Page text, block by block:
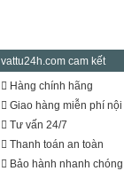
vattu24h.com cam kết
Hàng chính hãng
Giao hàng miễn phí nội
Tư vấn 24/7
Thanh toán an toàn
Bảo hành nhanh chóng